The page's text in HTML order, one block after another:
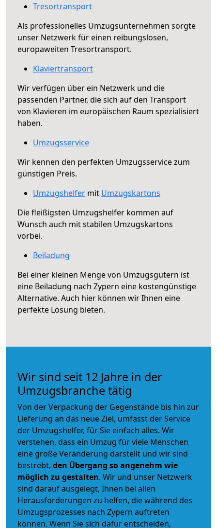
Tresortransport
Als professionelles Umzugsunternehmen sorgte
unser Netzwerk für einen reibungslosen,
europaweiten Tresortransport.
Klaviertransport
Wir verfügen über ein Netzwerk und die
passenden Partner, die sich auf den Transport
von Klavieren im europäischen Raum spezialisiert
haben.
Umzugsservice
Wir kennen den perfekten Umzugsservice zum
günstigen Preis.
Umzugshelfer mit Umzugskartons
Die fleißigsten Umzugshelfer kommen auf
Wunsch auch mit stabilen Umzugskartons
vorbei.
Beiladung
Bei einer kleinen Menge von Umzugsgütern ist
eine Beiladung nach Zypern eine kostengünstige
Alternative. Auch hier können wir Ihnen eine
perfekte Lösung bieten.
Wir sind seit 12 Jahre in der
Umzugsbranche tätig
Von der Verpackung der Gegenstände bis hin zur
Lieferung an das neue Ziel, umfasst der Service
der Umzugshelfer, für Sie einfach alles. Wir
verstehen, dass ein Umzug für viele Menschen
eine große Veränderung darstellt und wir sind
bestrebt, den Übergang so angenehm wie
möglich zu gestalten. Wir und unser Netzwerk
sind darauf ausgelegt, Ihnen bei allen
Herausforderungen zu helfen, die während des
Umzugsprozesses nach Zypern auftreten
können. Wenn Sie sich dafür entscheiden,